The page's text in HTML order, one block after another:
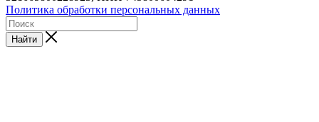
Политика обработки персональных данных
Найти